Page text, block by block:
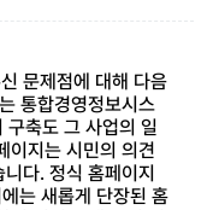
문제점에 대해 다음
통합경영정보시스
축도 그 사업의 일
이지는 시민의 의견
다. 정식 홈페이지
는 새롭게 단장된 홈